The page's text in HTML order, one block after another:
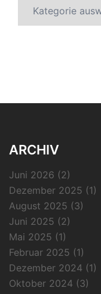
ARCHIV
Juni 2026 (2)
Dezember 2025 (1)
August 2025 (3)
Juni 2025 (2)
Mai 2025 (1)
Februar 2025 (1)
Dezember 2024 (1)
Oktober 2024 (3)